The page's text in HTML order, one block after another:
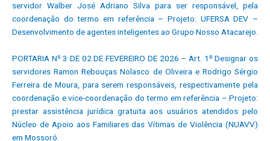
servidor Walber José Adriano Silva para ser responsável, pela
coordenação do termo em referência – Projeto: UFERSA DEV –
Desenvolvimento de agentes inteligentes ao Grupo Nosso Atacarejo.
PORTARIA Nº 3 DE 02 DE FEVEREIRO DE 2026 – Art. 1º Designar os
servidores Ramon Rebouças Nolasco de Oliveira e Rodrigo Sérgio
Ferreira de Moura, para serem responsáveis, respectivamente pela
coordenação e vice-coordenação do termo em referência – Projeto:
prestar assistência jurídica gratuita aos usuários atendidos pelo
Núcleo de Apoio aos Familiares das Vítimas de Violência (NUAVV)
em Mossoró.